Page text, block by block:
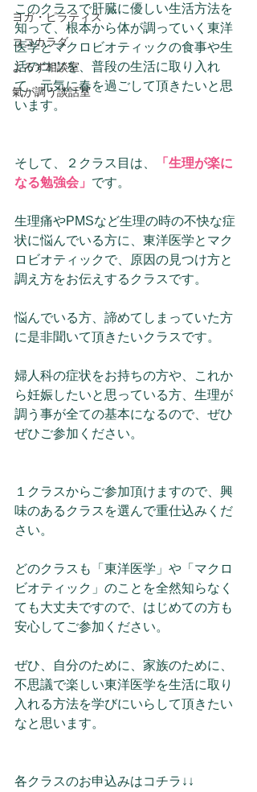
ヨガ・ピラティス
ココカラダ
よろず相談室
氣が調う談話室
このクラスで肝臓に優しい生活方法を
知って、根本から体が調っていく東洋
医学とマクロビオティックの食事や生
活のコツを、普段の生活に取り入れ
て、元気に春を過ごして頂きたいと思
います。
そして、２クラス目は、
「生理が楽に
なる勉強会」 です。
生理痛やPMSなど生理の時の不快な症
状に悩んでいる方に、東洋医学とマク
ロビオティックで、原因の見つけ方と
調え方をお伝えするクラスです。
悩んでいる方、諦めてしまっていた方
に是非聞いて頂きたいクラスです。
婦人科の症状をお持ちの方や、これか
ら妊娠したいと思っている方、生理が
調う事が全ての基本になるので、ぜひ
ぜひご参加ください。
１クラスからご参加頂けますので、興
味のあるクラスを選んで重仕込みくだ
さい。
どのクラスも「東洋医学」や「マクロ
ビオティック」のことを全然知らなく
ても大丈夫ですので、はじめての方も
安心してご参加ください。
ぜひ、自分のために、家族のために、
不思議で楽しい東洋医学を生活に取り
入れる方法を学びにいらして頂きたい
なと思います。
各クラスのお申込みはコチラ↓↓